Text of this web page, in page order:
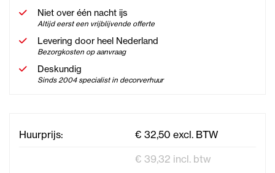
Niet over één nacht ijs
Altijd eerst een vrijblijvende offerte
Levering door heel Nederland
Bezorgkosten op aanvraag
Deskundig
Sinds 2004 specialist in decorverhuur
Huurprijs:
€ 32,50 excl. BTW
€ 39,32 incl. btw